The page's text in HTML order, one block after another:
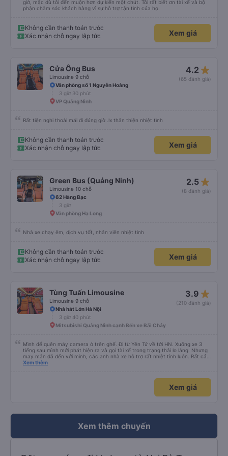
giờ, mặc dù tôi đến muộn hơn dự kiến ​​một chút. Tôi rất biết ơn tài xế và bộ
phận chăm sóc khách hàng vì sự hỗ trợ tận tình của họ.
Không cần thanh toán trước
Xác nhận chỗ ngay lập tức
Xem giá
Cửa Ông Bus
Limousine 9 chỗ
4.2 star_rate
(65 đánh giá)
Văn phòng số 1 Nguyễn Hoàng
3 giờ 30 phút
VP Quảng Ninh
Rất tiện nghi thoải mái đi đúng giờ .lx thân thiện nhiệt tình
Không cần thanh toán trước
Xác nhận chỗ ngay lập tức
Xem giá
Green Bus (Quảng Ninh)
Limousine 10 chỗ
2.5 star_rate
(8 đánh giá)
62 Hàng Bạc
3 giờ
Văn phòng Hạ Long
Nhà xe chạy êm, dịch vụ tốt, nhân viên nhiệt tình
Không cần thanh toán trước
Xác nhận chỗ ngay lập tức
Xem giá
Tùng Tuấn Limousine
Limousine 9 chỗ
3.9 star_rate
(210 đánh giá)
Nhà hát Lớn Hà Nội
3 giờ 40 phút
Mitsubishi Quảng Ninh cạnh Bến xe Bãi Cháy
Mình để quên máy camera ở trên ghế. Đi từ Yên Tử về tới HN. Xuống xe 3
tiếng sau mình mới phát hiện ra và gọi tài xế trong trạng thái lo lắng. Nhưng
may mắn đã đến với mình, các anh nhà xe hỗ trợ rất nhiệt tình luôn. Rất cảm
ơn và chúc các anh nhà xe Tùng Tuấn sức khoẻ, vạn dặm bình an ạ!
Xem thêm
Xem giá
Xem thêm chuyến